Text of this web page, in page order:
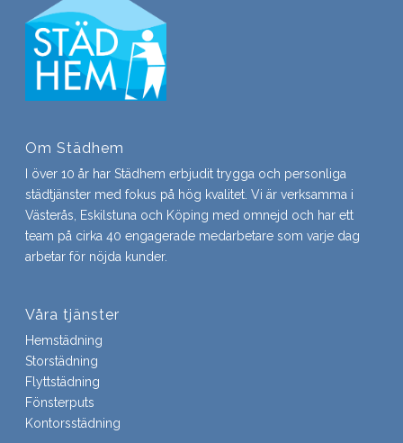
Om Städhem
I över 10 år har Städhem erbjudit trygga och personliga
städtjänster med fokus på hög kvalitet. Vi är verksamma i
Västerås, Eskilstuna och Köping med omnejd och har ett
team på cirka 40 engagerade medarbetare som varje dag
arbetar för nöjda kunder.
Våra tjänster
Hemstädning
Storstädning
Flyttstädning
Fönsterputs
Kontorsstädning